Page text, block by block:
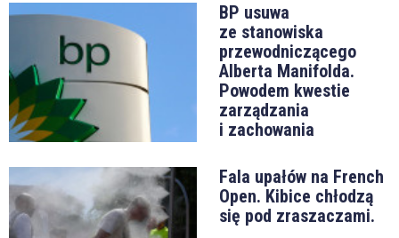
BP usuwa
ze stanowiska
przewodniczącego
Alberta Manifolda.
Powodem kwestie
zarządzania
i zachowania
Fala upałów na French
Open. Kibice chłodzą
się pod zraszaczami.